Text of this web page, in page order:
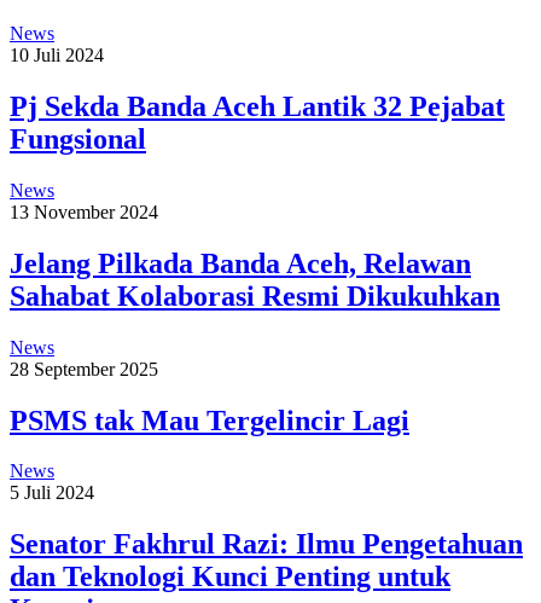
News
10 Juli 2024
Pj Sekda Banda Aceh Lantik 32 Pejabat
Fungsional
News
13 November 2024
Jelang Pilkada Banda Aceh, Relawan
Sahabat Kolaborasi Resmi Dikukuhkan
News
28 September 2025
PSMS tak Mau Tergelincir Lagi
News
5 Juli 2024
Senator Fakhrul Razi: Ilmu Pengetahuan
dan Teknologi Kunci Penting untuk